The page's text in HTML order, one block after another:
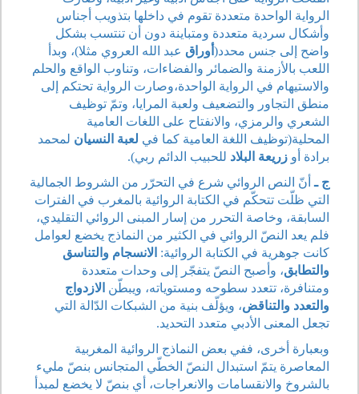
الرواية الواحدة متعددة تقوم في داخلها بتذويب أجناس
وأشكال سردية متعددة ومتباينة دون أن تنتسب بشكل
واضح إلى جنس محدد( أوراق عبد الله العروي مثلا)، وبدأ
اللعب بالأزمنة والضمائر والفضاءات، وتناوب الواقع والحلم
والاستيهام في الرواية الواحدة،وصارت الرواية تحتكم إلى
منطق التجاور والتضعيف ولعبة المرايا، وتمّ توظيف
الشعري والرمزي، والانفتاح على اللغات العامية
المحلية(توظيف اللغة العامية كما في لعبة النسيان لمحمد
برادة أو زريعة البلاد للحبيب الدائم ربي).
ج ـأنّ النص الروائي شرع في التحرّر من الشروط الجمالية
التي ظلّت تتحكّم في الكتابة الروائية بالمغرب في الفترات
السابقة، وخاصة التحرر من إسار المبنى الروائي التقليدي،
فلم يعد النصّ الروائي في الكثير من النماذج يخضع لعوامل
كانت جوهرية في الكتابة الروائية: الانسجام والتناسق
والتطابق، وأصبح النصّ يتفجّر إلى وحدات متعددة
ومتنافرة، تتعدد سطوحه ومستوياته، ويبطّن الازدواج
والتعدد والتناقض، ويؤلّف بنية من الشبكات الدّالة التي
تجعل المعنى الأدبي متعدد التحديد.
وبعبارة أخرى، ففي بعض النماذج الروائية المغربية
المعاصرة يتمّ استبدال النصّ الخطّي المتجانس بنصّ مليء
بالشروخ والانقسامات والانعراجات، أي بنصّ لا يخضع لمبدأ